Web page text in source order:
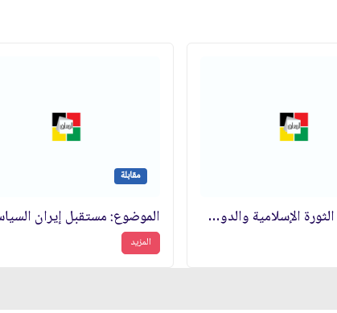
الموضوع: الثورة الإسلامية والدول الكبرى والكيان الصهيوني‏
مقابلة
المزيد